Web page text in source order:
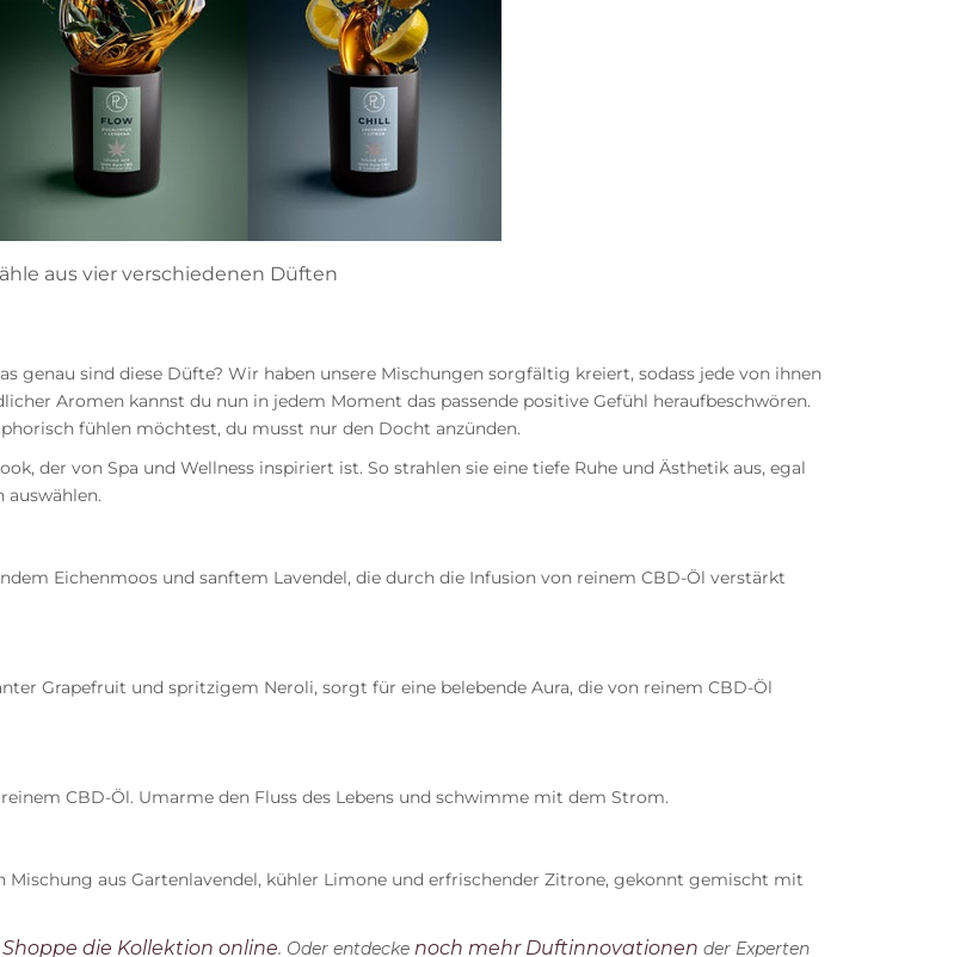
aus vier verschiedenen Düften
genau sind diese Düfte? Wir haben unsere Mischungen sorgfältig kreiert, sodass jede von ihnen
Aromen kannst du nun in jedem Moment das passende positive Gefühl heraufbeschwören.
fühlen möchtest, du musst nur den Docht anzünden.
der von Spa und Wellness inspiriert ist. So strahlen sie eine tiefe Ruhe und Ästhetik aus, egal
Eichenmoos und sanftem Lavendel, die durch die Infusion von reinem CBD-Öl verstärkt
Grapefruit und spritzigem Neroli, sorgt für eine belebende Aura, die von reinem CBD-Öl
CBD-Öl. Umarme den Fluss des Lebens und schwimme mit dem Strom.
Mischung aus Gartenlavendel, kühler Limone und erfrischender Zitrone, gekonnt gemischt mit
Shoppe die Kollektion online. Oder entdecke noch mehr Duftinnovationen der Experten